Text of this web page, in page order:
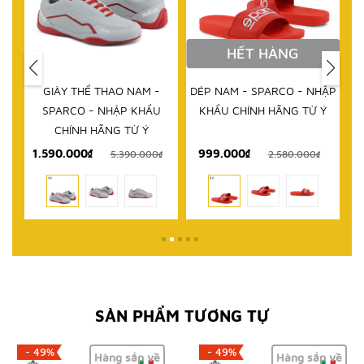
GIÀY THỂ THAO NAM -
SPARCO - NHẬP KHẨU
CHÍNH HÃNG TỪ Ý
1.590.000₫
5.390.000₫
HẾT HÀNG
DÉP NAM - SPARCO - NHẬP
KHẨU CHÍNH HÃNG TỪ Ý
999.000₫ 2.580.000₫
SẢN PHẨM TƯƠNG TỰ
- 49% Hàng sắp về - 49% Hàng sắp về